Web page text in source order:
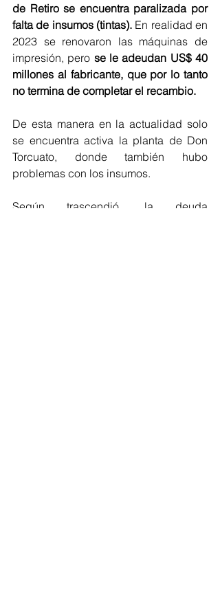
de Retiro se encuentra paralizada por
falta de insumos (tintas). En realidad en
2023 se renovaron las máquinas de
impresión, pero se le adeudan US$ 40
millones al fabricante, que por lo tanto
no termina de completar el recambio.
De esta manera en la actualidad solo
se encuentra activa la planta de Don
Torcuato, donde también hubo
problemas con los insumos.
Según trascendió, la deuda